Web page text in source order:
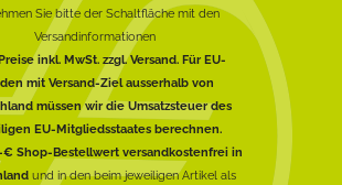
Sie bitte der Schaltfläche mit den
Versandinformationen
inkl. MwSt. zzgl. Versand. Für EU-
mit Versand-Ziel ausserhalb von
müssen wir die Umsatzsteuer des
EU-Mitgliedsstaates berechnen.
€ Shop-Bestellwert versandkostenfrei in
und in den beim jeweiligen Artikel als